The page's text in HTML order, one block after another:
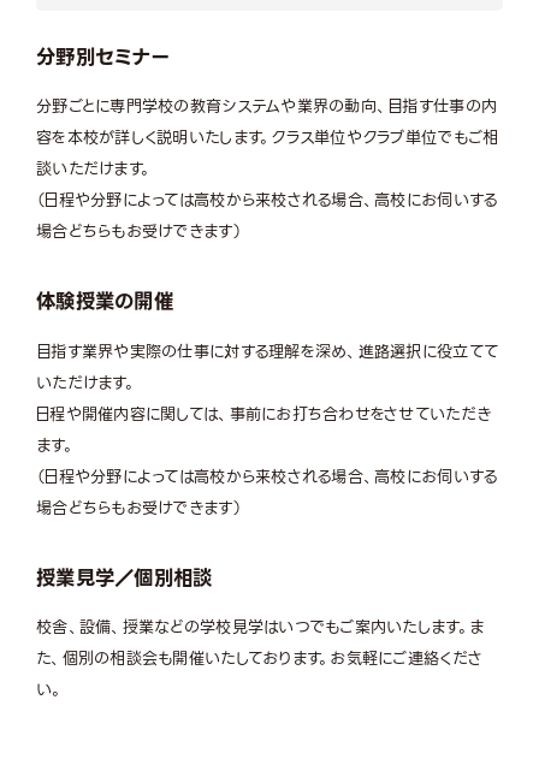
分野別セミナー
分野ごとに専門学校の教育システムや業界の動向、目指す仕事の内
容を本校が詳しく説明いたします。クラス単位やクラブ単位でもご相
談いただけます。
（日程や分野によっては高校から来校される場合、高校にお伺いする
場合どちらもお受けできます）
体験授業の開催
目指す業界や実際の仕事に対する理解を深め、進路選択に役立てて
いただけます。
日程や開催内容に関しては、事前にお打ち合わせをさせていただき
ます。
（日程や分野によっては高校から来校される場合、高校にお伺いする
場合どちらもお受けできます）
授業見学／個別相談
校舎、設備、授業などの学校見学はいつでもご案内いたします。ま
た、個別の相談会も開催いたしております。お気軽にご連絡くださ
い。